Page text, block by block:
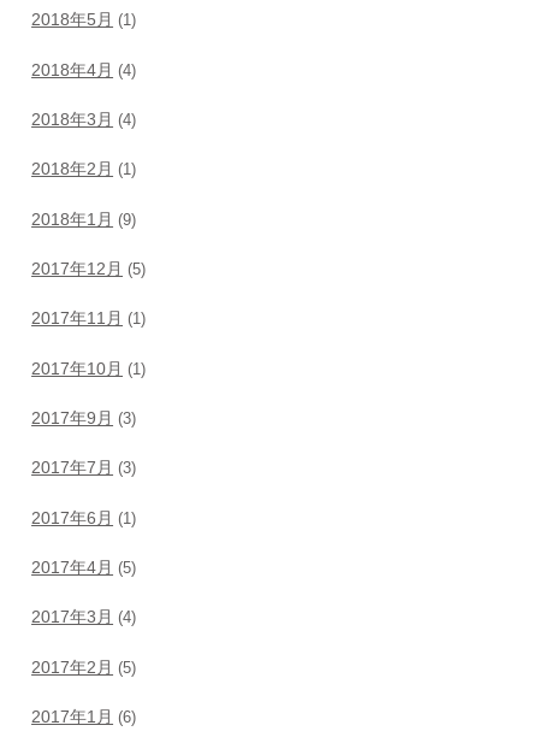
2018年5月 (1)
2018年4月 (4)
2018年3月 (4)
2018年2月 (1)
2018年1月 (9)
2017年12月 (5)
2017年11月 (1)
2017年10月 (1)
2017年9月 (3)
2017年7月 (3)
2017年6月 (1)
2017年4月 (5)
2017年3月 (4)
2017年2月 (5)
2017年1月 (6)